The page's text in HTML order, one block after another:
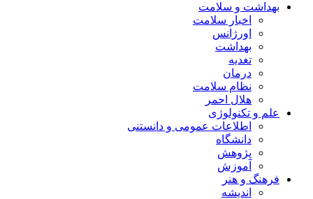
بهداشت و سلامت
اخبار سلامت
اورژانس
بهداشت
تغدیه
درمان
نظام سلامت
هلال احمر
علم و تکنولوژی
اطلاعات عمومی و دانستنی
دانشگاه
پژوهش
آموزش
فرهنگ و هنر
اندیشه